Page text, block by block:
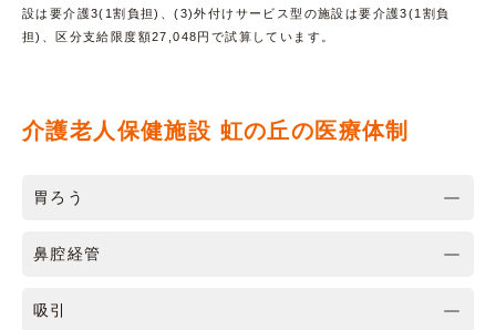
設は要介護3(1割負担)、(3)外付けサービス型の施設は要介護3(1割負
担)、区分支給限度額27,048円で試算しています。
介護老人保健施設 虹の丘の医療体制
胃ろう
鼻腔経管
吸引